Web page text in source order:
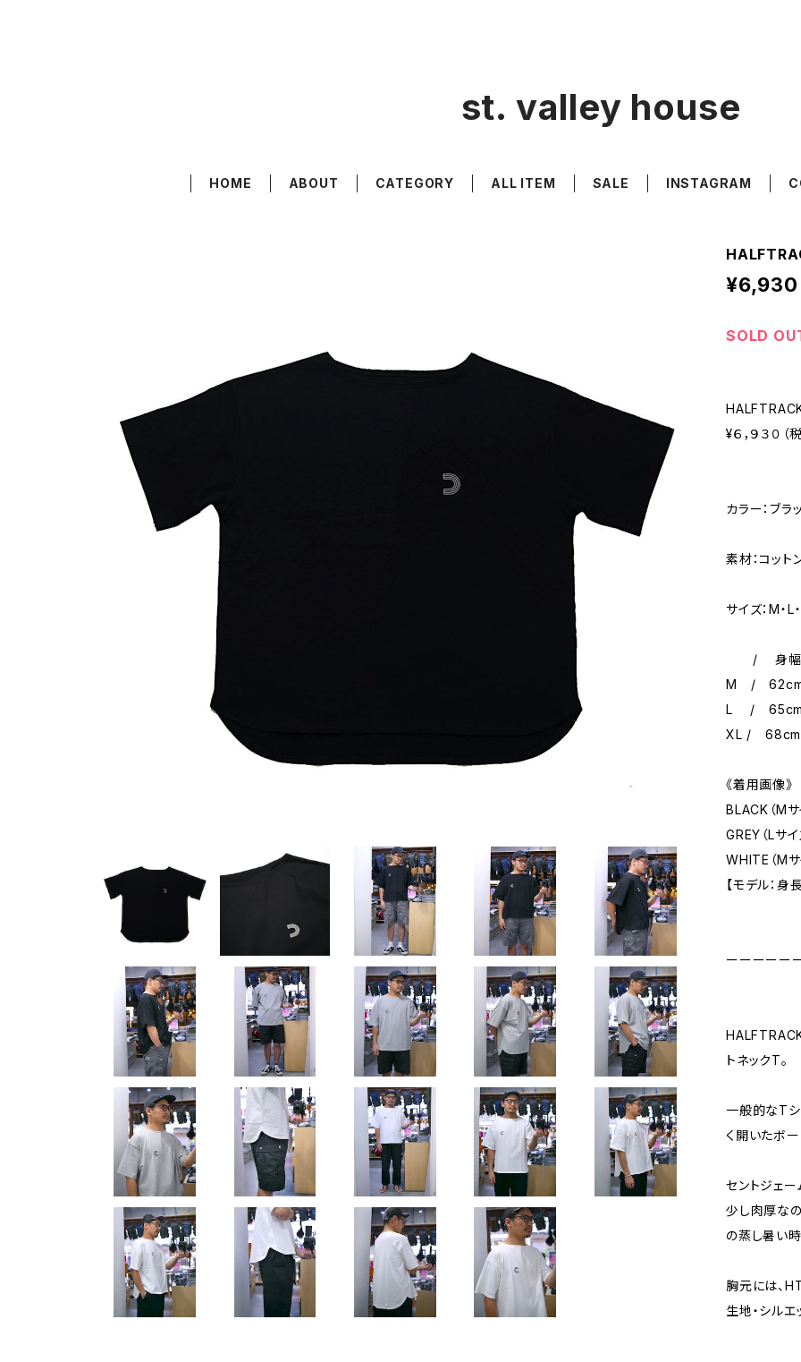
st. valley house
HOME ABOUT CATEGORY ALL ITEM SALE INSTAGRAM
¥6,930
SOLD
¥６，９３０（
カラー：ブラ
素材：コット
サイズ：M・L
/ 身幅
M /
L /
XL /
《着用画像》
BLACK（M
GREY（Lサ
WHITE（M
【モデル：
ーーーーー
トネックT。
一般的なTシ
く開いたボー
セントジェ
少し肉厚な
の蒸し暑い
胸元には、
生地・シルエ